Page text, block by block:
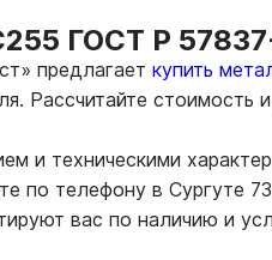
ГОСТ Р
предлагает купить
Рассчитайте
и техническими
по телефону в Сургуте
вас по наличию и